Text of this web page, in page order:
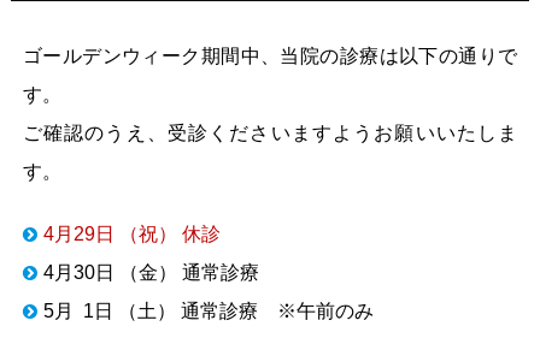
ゴールデンウィーク期間中、当院の診療は以下の通りで
す。
ご確認のうえ、受診くださいますようお願いいたしま
す。
4月29日 （祝） 休診
4月30日 （金） 通常診療
5月 1日 （土） 通常診療 ※午前のみ